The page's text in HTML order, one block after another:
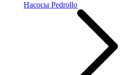
Насосы Pedrollo